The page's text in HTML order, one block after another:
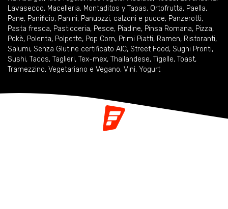
Lavasecco, Macelleria, Montaditos y Tapas, Ortofrutta, Paella,
Pane, Panificio, Panini, Panuozzi, calzoni e pucce, Panzerotti,
Pasta fresca, Pasticceria, Pesce, Piadine, Pinsa Romana, Pizza,
Pokè, Polenta, Polpette, Pop Corn, Primi Piatti, Ramen, Ristoranti,
Salumi, Senza Glutine certificato AIC, Street Food, Sughi Pronti,
Sushi, Tacos, Taglieri, Tex-mex, Thailandese, Tigelle, Toast,
Tramezzino, Vegetariano e Vegano, Vini, Yogurt